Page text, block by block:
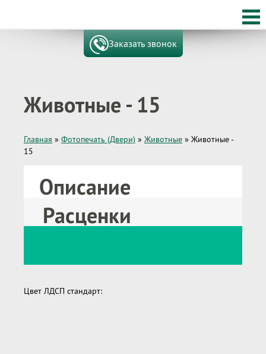
Заказать звонок
Животные - 15
Главная » Фотопечать (Двери) » Животные » Животные -
15
Описание
Расценки
Цвет ЛДСП стандарт: